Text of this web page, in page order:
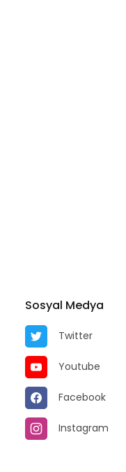
Sosyal Medya
Twitter
Youtube
Facebook
Instagram